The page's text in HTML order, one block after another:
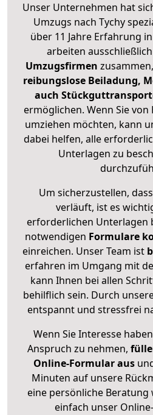
Unser Unternehmen hat
Umzugs nach Tychy
über 11 Jahre Erfahrung
arbeiten
Umzugsfirmen
reibungslose Beiladung,
auch
ermöglichen. Wenn Sie
umziehen möchten, kann
dabei helfen, alle
Unterlagen zu
Um sicherzustellen,
verläuft, ist es
erforderlichen Unterlagen
notwendigen Formulare
einreichen. Unser Team ist
erfahren im Umgang mit
kann Ihnen bei allen
behilflich sein. Durch
entspannt und stressfrei
Wenn Sie Interesse
Anspruch zu nehmen,
Online-Formular aus
Minuten auf unsere
eine persönliche Beratung
einfach unser